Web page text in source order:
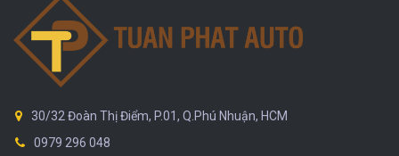
30/32 Đoàn Thị Điểm, P.01, Q.Phú Nhuận, HCM
0979 296 048